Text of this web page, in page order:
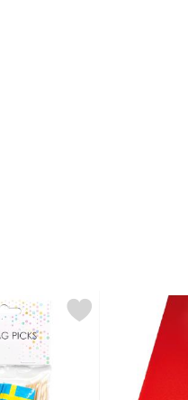
Sverige som favoritt